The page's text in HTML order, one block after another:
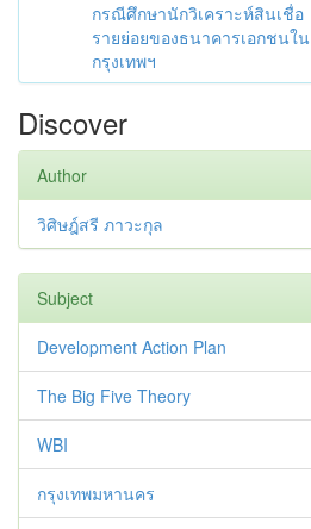
กรณีศึกษานักวิเคราะห์สินเชื่อ
รายย่อยของธนาคารเอกชนใน
กรุงเทพฯ
Discover
Author
วิศิษฎ์สรี ภาวะกุล
Subject
Development Action Plan
The Big Five Theory
WBI
กรุงเทพมหานคร